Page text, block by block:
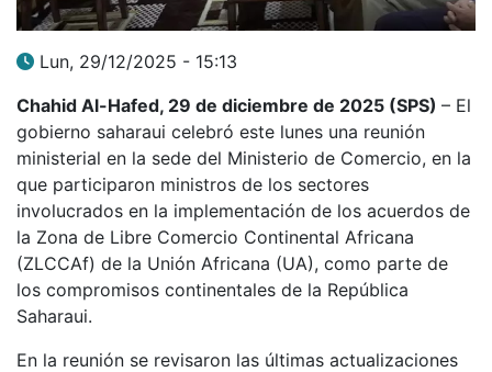
Lun, 29/12/2025 - 15:13
Chahid Al-Hafed, 29 de diciembre de 2025 (SPS) – El
gobierno saharaui celebró este lunes una reunión
ministerial en la sede del Ministerio de Comercio, en la
que participaron ministros de los sectores
involucrados en la implementación de los acuerdos de
la Zona de Libre Comercio Continental Africana
(ZLCCAf) de la Unión Africana (UA), como parte de
los compromisos continentales de la República
Saharaui.
En la reunión se revisaron las últimas actualizaciones